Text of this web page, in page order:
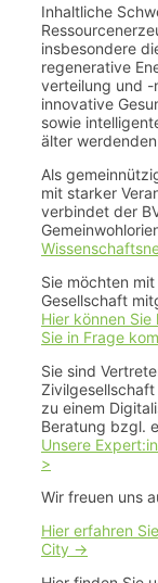
Inhaltliche
insbesondere
regenerative
verteilung und -
innovative
sowie
älter
Als
mit starker
verbindet der
Sie möchten
Gesellschaft
Hier können
Sie in Frage
Sie sind
zu einem
Beratung bzgl.
Unsere
>
Wir freuen uns
Hier erfahren
City ->